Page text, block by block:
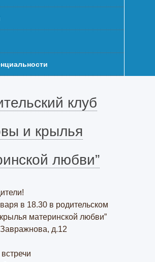
клуб
и крылья
любви”
в 18.30 в родительском
материнской любви”
д.12